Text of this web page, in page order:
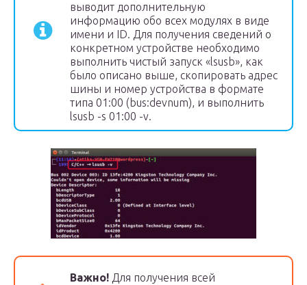
выводит дополнительную
информацию обо всех модулях в виде
имени и ID. Для получения сведений о
конкретном устройстве необходимо
выполнить чистый запуск «lsusb», как
было описано выше, скопировать адрес
шины и номер устройства в формате
типа 01:00 (bus:devnum), и выполнить
lsusb -s 01:00 -v.
Важно! Для получения всей